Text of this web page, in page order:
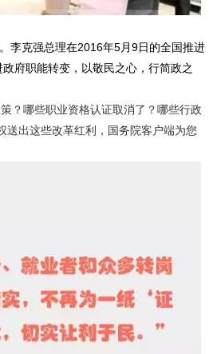
克强总理在2016年5月9日的全国推进
府职能转变，以敬民之心，行简政之
？哪些职业资格认证取消了？哪些行政
送出这些改革红利，国务院客户端为您